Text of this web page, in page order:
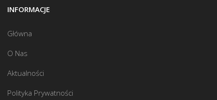
INFORMACJE
Główna
O Nas
Aktualności
Polityka Prywatności